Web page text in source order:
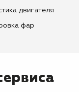
двигателя
фар